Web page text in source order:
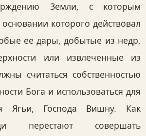
Земли, с которым
основании которого действовал
ее дары, добытые из недр,
или извлеченные из
считаться собственностью
Бога и использоваться для
Ягьи, Господа Вишну. Как
перестают совершать